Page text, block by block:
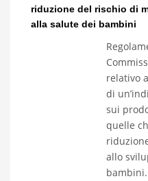
riduzione del rischio di
alla salute dei bambini
relativo
di
sui
quelle
allo